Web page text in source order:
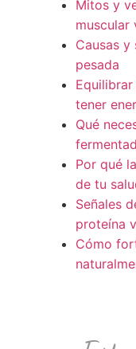
Mitos y
muscular
Causas
pesada
tener
Qué
Por qué
de tu
Señales
proteína
Cómo